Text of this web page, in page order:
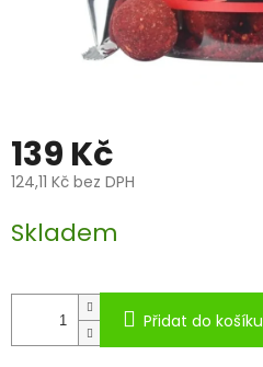
139 Kč
124,11 Kč bez DPH
cena:
Skladem
Přidat do košíku